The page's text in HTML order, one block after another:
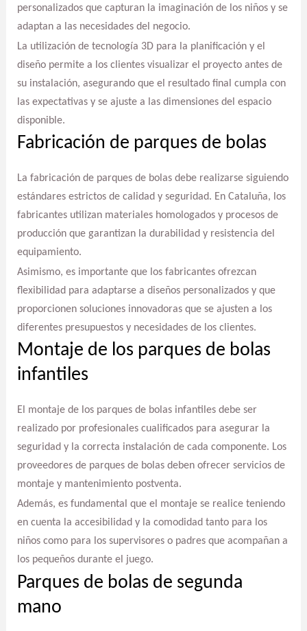
personalizados que capturan la imaginación de los niños y se
adaptan a las necesidades del negocio.
La utilización de tecnología 3D para la planificación y el
diseño permite a los clientes visualizar el proyecto antes de
su instalación, asegurando que el resultado final cumpla con
las expectativas y se ajuste a las dimensiones del espacio
disponible.
Fabricación de parques de bolas
La fabricación de parques de bolas debe realizarse siguiendo
estándares estrictos de calidad y seguridad. En Cataluña, los
fabricantes utilizan materiales homologados y procesos de
producción que garantizan la durabilidad y resistencia del
equipamiento.
Asimismo, es importante que los fabricantes ofrezcan
flexibilidad para adaptarse a diseños personalizados y que
proporcionen soluciones innovadoras que se ajusten a los
diferentes presupuestos y necesidades de los clientes.
Montaje de los parques de bolas
infantiles
El montaje de los parques de bolas infantiles debe ser
realizado por profesionales cualificados para asegurar la
seguridad y la correcta instalación de cada componente. Los
proveedores de parques de bolas deben ofrecer servicios de
montaje y mantenimiento postventa.
Además, es fundamental que el montaje se realice teniendo
en cuenta la accesibilidad y la comodidad tanto para los
niños como para los supervisores o padres que acompañan a
los pequeños durante el juego.
Parques de bolas de segunda
mano